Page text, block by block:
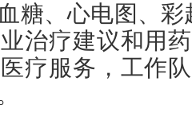
糖、心电图、
治疗建议和用
疗服务，工作